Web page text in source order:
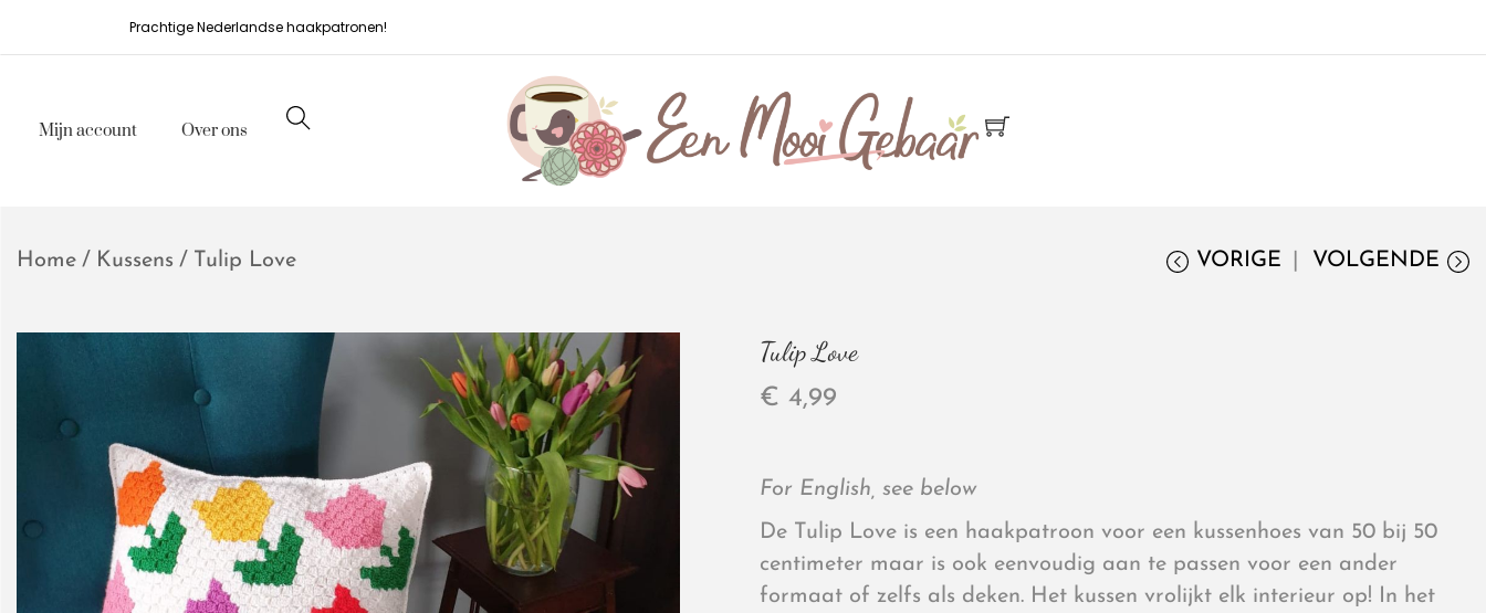
Prachtige Nederlandse haakpatronen!
Mijn account Over ons
Home / Kussens / Tulip Love VORIGE VOLGENDE
Tulip Love
€ 4,99
For English, see below
De Tulip Love is een haakpatroon voor een kussenhoes van 50 bij 50
centimeter maar is ook eenvoudig aan te passen voor een ander
formaat of zelfs als deken. Het kussen vrolijkt elk interieur op! In het